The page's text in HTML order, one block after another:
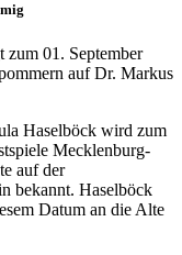
zum 01. September
auf Dr. Markus
Haselböck wird zum
Mecklenburg-
auf der
bekannt. Haselböck
Datum an die Alte